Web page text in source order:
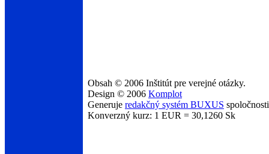
Obsah © 2006 Inštitút pre verejné otázky.
Design © 2006 Komplot
Generuje redakčný systém BUXUS
Konverzný kurz: 1 EUR = 30,1260 Sk